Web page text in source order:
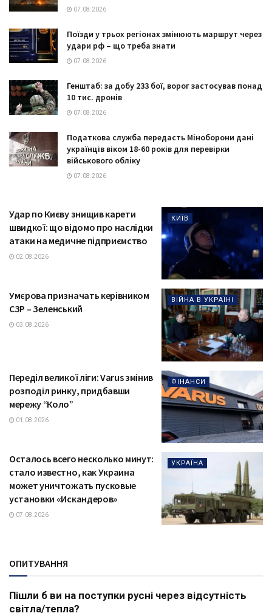
07.08.2026
Поїзди у трьох регіонах змінюють маршрут через
удари рф – що треба знати
07.08.2026
Генштаб: за добу 233 бої, ворог застосував понад
10 тис. дронів
07.08.2026
Податкова служба передасть Міноборони дані
українців віком 18-60 років для перевірки
військового обліку
07.08.2026
КИЇВ
Удар по Києву знищив карети
швидкої: що відомо про наслідки
атаки на медичне підприємство
02.08.2026
ВІЙНА В УКРАЇНІ
Умєрова призначать керівником
СЗР – Зеленський
03.08.2026
ФІНАНСИ
Переділ великої ліги: Varus змінив
розподіл ринку, придбавши
мережу “Коло”
01.08.2026
УКРАЇНА
Осталось всего несколько минут:
стало известно, как Украина
может уничтожать пусковые
установки «Искандеров»
07.08.2026
ОПИТУВАННЯ
Пішли б ви на поступки русні через відсутність
світла/тепла?